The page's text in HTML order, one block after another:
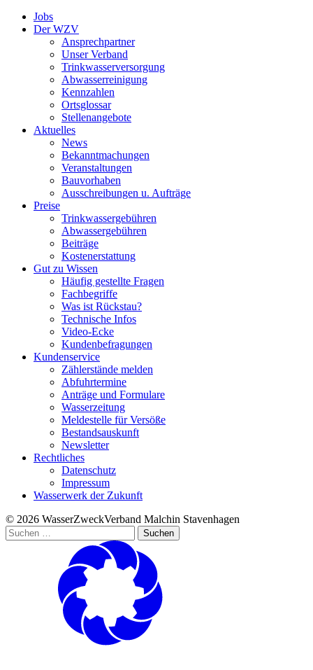
Jobs
Der WZV
Ansprechpartner
Unser Verband
Trinkwasser­versorgung
Abwasserreinigung
Kennzahlen
Ortsglossar
Stellenangebote
Aktuelles
News
Bekanntmachungen
Veranstaltungen
Bauvorhaben
Ausschreibungen u. Aufträge
Preise
Trinkwassergebühren
Abwassergebühren
Beiträge
Kostenerstattung
Gut zu Wissen
Häufig gestellte Fragen
Fachbegriffe
Was ist Rückstau?
Technische Infos
Video-Ecke
Kundenbefragungen
Kundenservice
Zählerstände melden
Abfuhrtermine
Anträge und Formulare
Wasserzeitung
Meldestelle für Versöße
Bestandsauskunft
Newsletter
Rechtliches
Datenschutz
Impressum
Wasserwerk der Zukunft
© 2026 WasserZweckVerband­ Malchin Stavenhagen